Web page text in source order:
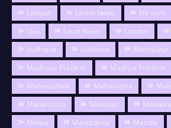
Lalitpur
Latest News life style
Live
Local News London
Ludhiana
Lukhnow
Machalpur
Madhaya Pradesh
Madhya Pradesh
Maharashtra
Maharastra
Maharshtra
Mainpuri
Malwa
Mandideep Mandla